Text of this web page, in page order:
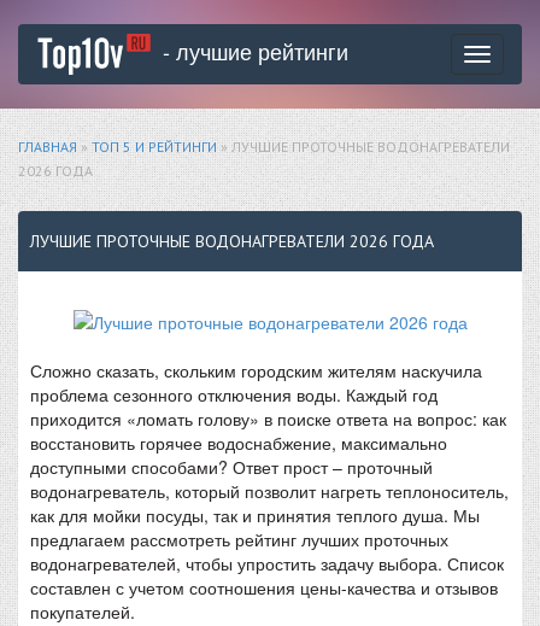
Toggle
- лучшие рейтинги
ГЛАВНАЯ »ТОП 5 И РЕЙТИНГИ» ЛУЧШИЕ ПРОТОЧНЫЕ ВОДОНАГРЕВАТЕЛИ
2026 ГОДА
ЛУЧШИЕ ПРОТОЧНЫЕ ВОДОНАГРЕВАТЕЛИ 2026 ГОДА
Сложно сказать, скольким городским жителям наскучила
проблема сезонного отключения воды. Каждый год
приходится «ломать голову» в поиске ответа на вопрос: как
восстановить горячее водоснабжение, максимально
доступными способами? Ответ прост – проточный
водонагреватель, который позволит нагреть теплоноситель,
как для мойки посуды, так и принятия теплого душа. Мы
предлагаем рассмотреть рейтинг лучших проточных
водонагревателей, чтобы упростить задачу выбора. Список
составлен с учетом соотношения цены-качества и отзывов
покупателей.